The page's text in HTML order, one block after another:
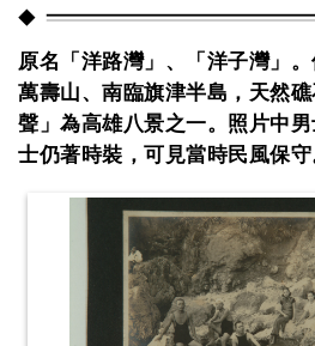
原名「洋路灣」、「洋子灣」
萬壽山、南臨旗津半島，天然
聲」為高雄八景之一。照片中
士仍著時裝，可見當時民風保守